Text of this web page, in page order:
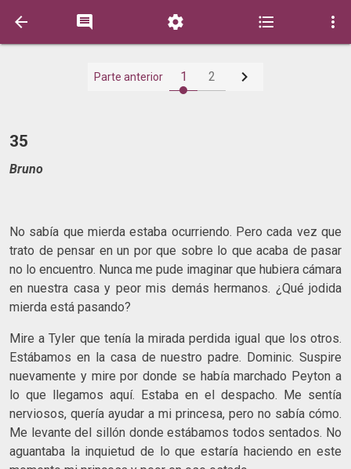
    
Parte anterior 1 2 
35
Bruno
No sabía que mierda estaba ocurriendo. Pero cada vez que
trato de pensar en un por que sobre lo que acaba de pasar
no lo encuentro. Nunca me pude imaginar que hubiera cámara
en nuestra casa y peor mis demás hermanos. ¿Qué jodida
mierda está pasando?
Mire a Tyler que tenía la mirada perdida igual que los otros.
Estábamos en la casa de nuestro padre. Dominic. Suspire
nuevamente y mire por donde se había marchado Peyton a
lo que llegamos aquí. Estaba en el despacho. Me sentía
nerviosos, quería ayudar a mi princesa, pero no sabía cómo.
Me levante del sillón donde estábamos todos sentados. No
aguantaba la inquietud de lo que estaría haciendo en este